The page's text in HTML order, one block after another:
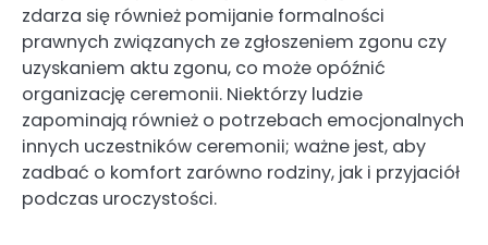
zdarza się również pomijanie formalności
prawnych związanych ze zgłoszeniem zgonu czy
uzyskaniem aktu zgonu, co może opóźnić
organizację ceremonii. Niektórzy ludzie
zapominają również o potrzebach emocjonalnych
innych uczestników ceremonii; ważne jest, aby
zadbać o komfort zarówno rodziny, jak i przyjaciół
podczas uroczystości.